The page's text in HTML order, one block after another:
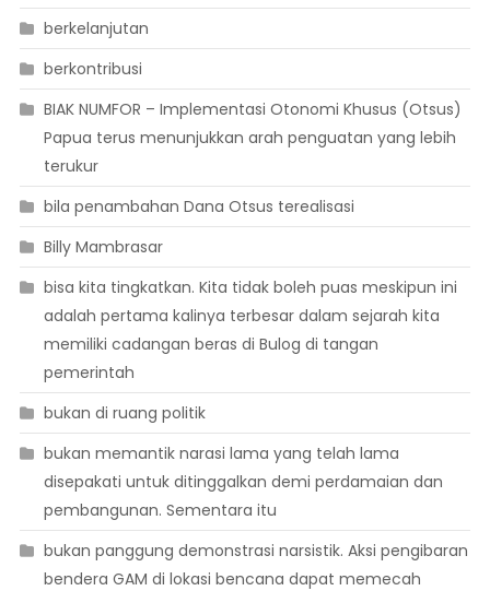
berkelanjutan
berkontribusi
BIAK NUMFOR – Implementasi Otonomi Khusus (Otsus)
Papua terus menunjukkan arah penguatan yang lebih
terukur
bila penambahan Dana Otsus terealisasi
Billy Mambrasar
bisa kita tingkatkan. Kita tidak boleh puas meskipun ini
adalah pertama kalinya terbesar dalam sejarah kita
memiliki cadangan beras di Bulog di tangan
pemerintah
bukan di ruang politik
bukan memantik narasi lama yang telah lama
disepakati untuk ditinggalkan demi perdamaian dan
pembangunan. Sementara itu
bukan panggung demonstrasi narsistik. Aksi pengibaran
bendera GAM di lokasi bencana dapat memecah